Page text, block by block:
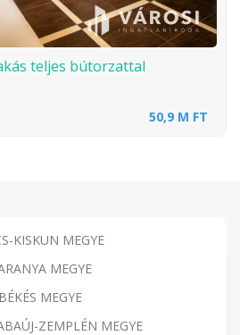
teljes bútorzattal
50,9 M FT
KISKUN MEGYE
MEGYE
BÉKÉS MEGYE
ZEMPLÉN MEGYE